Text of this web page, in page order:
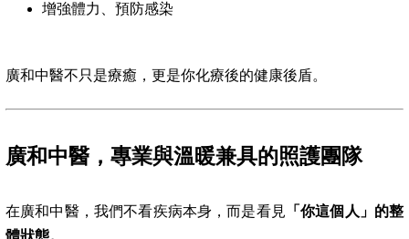
增強體力、預防感染
廣和中醫不只是療癒，更是你化療後的健康後盾。
廣和中醫，專業與溫暖兼具的照護團隊
在廣和中醫，我們不看疾病本身，而是看見 「你這個人」的整